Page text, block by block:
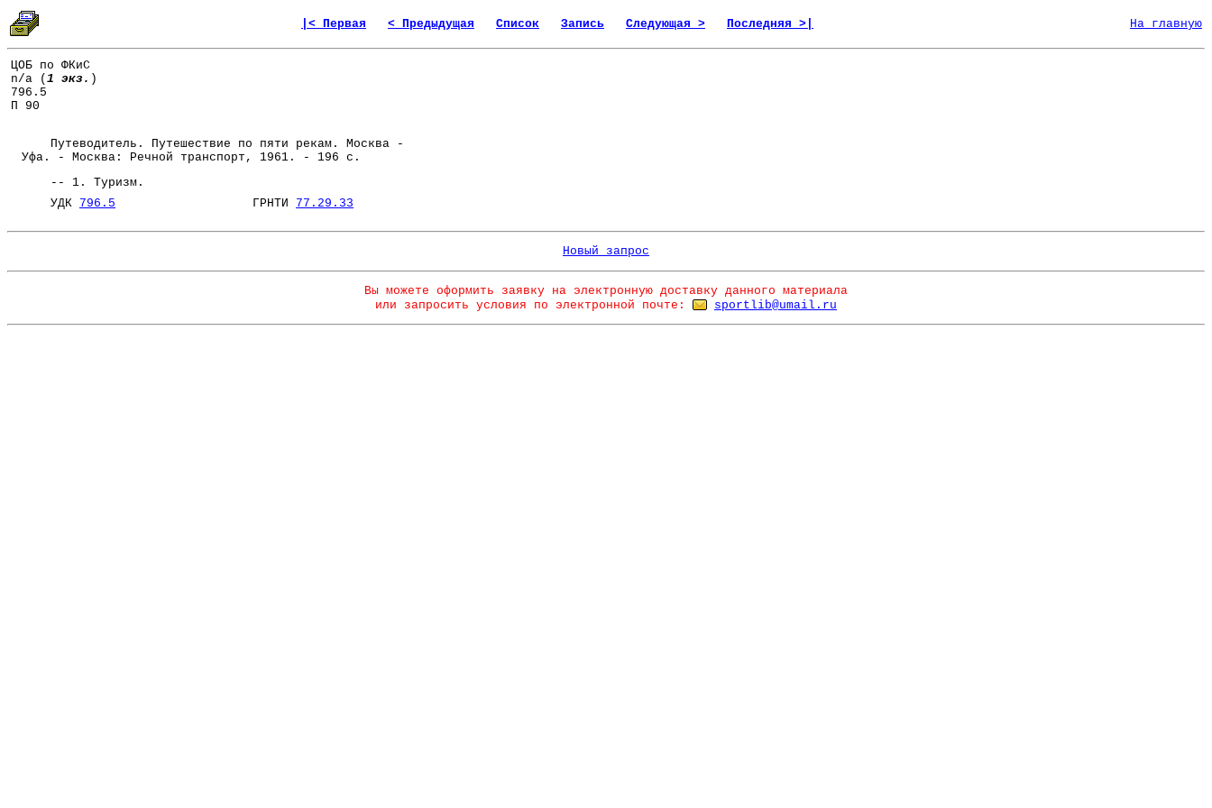
|< Первая < Предыдущая Список Запись Следующая > Последняя >| На главную
ЦОБ по ФКиС
n/a ( 1 экз. )
796.5
П 90
Путеводитель. Путешествие по пяти рекам. Москва -
Уфа. - Москва: Речной транспорт, 1961. - 196 с.
-- 1. Туризм.
УДК 796.5 ГРНТИ 77.29.33
Новый запрос
Вы можете оформить заявку на электронную доставку данного материала
или запросить условия по электронной почте:
sportlib@umail.ru